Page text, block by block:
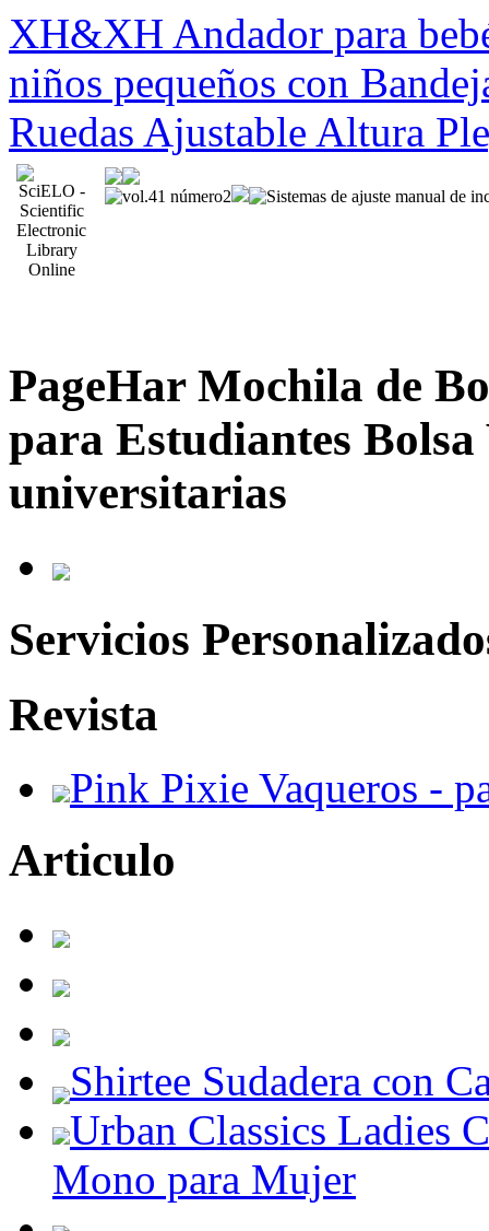
XH&XH Andador para
niños pequeños con
Ruedas Ajustable Altura
PageHar Mochila de
para Estudiantes
universitarias
Servicios
Revista
Pink Pixie Vaqueros -
Articulo
Shirtee Sudadera con
Urban Classics Ladies
Mono para Mujer